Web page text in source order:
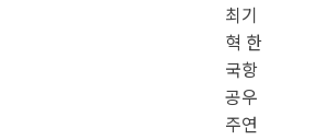
우주
인 양
성이
필수
적"이